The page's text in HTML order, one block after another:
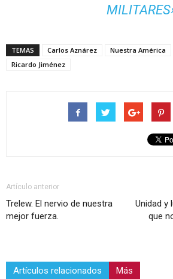
TEMAS Carlos Aznárez Nuestra América
Ricardo Jiménez
Artículo anterior
Trelew. El nervio de nuestra
mejor fuerza.
Unidad y
que
Artículos relacionados Más